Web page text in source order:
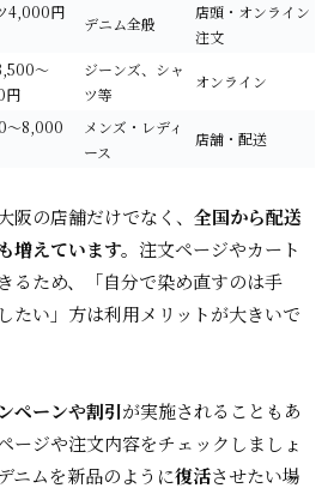
4,000円
デニム全般
店頭・オンライン
注文
～
円
ジーンズ、シャ
ツ等
オンライン
～8,000
メンズ・レディ
ース
店舗・配送
阪の店舗だけでなく、 全国から配送
えています。 注文ページやカート
るため、「自分で染め直すのは手
たい」方は利用メリットが大きいで
ペーンや割引が実施されることもあ
ージや注文内容をチェックしましょ
ニムを新品のように復活させたい場